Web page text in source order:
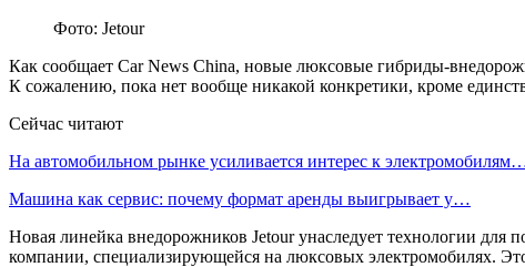
Фото: Jetour
Как сообщает Car News China, новые люксовые гибриды-
К сожалению, пока нет вообще никакой конкретики, кроме
Сейчас читают
На автомобильном рынке усиливается интерес к
Машина как сервис: почему формат аренды выигрывает у…
Новая линейка внедорожников Jetour унаследует технологии для
компании, специализирующейся на люксовых электромобилях.